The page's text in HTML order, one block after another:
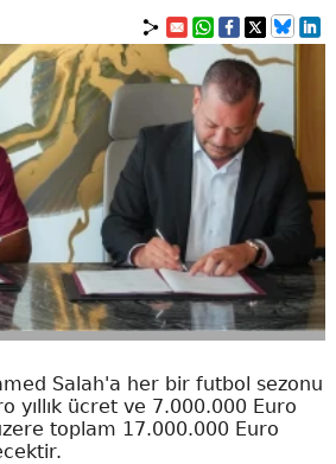
Salah'a her bir futbol sezonu
yıllık ücret ve 7.000.000 Euro
toplam 17.000.000 Euro